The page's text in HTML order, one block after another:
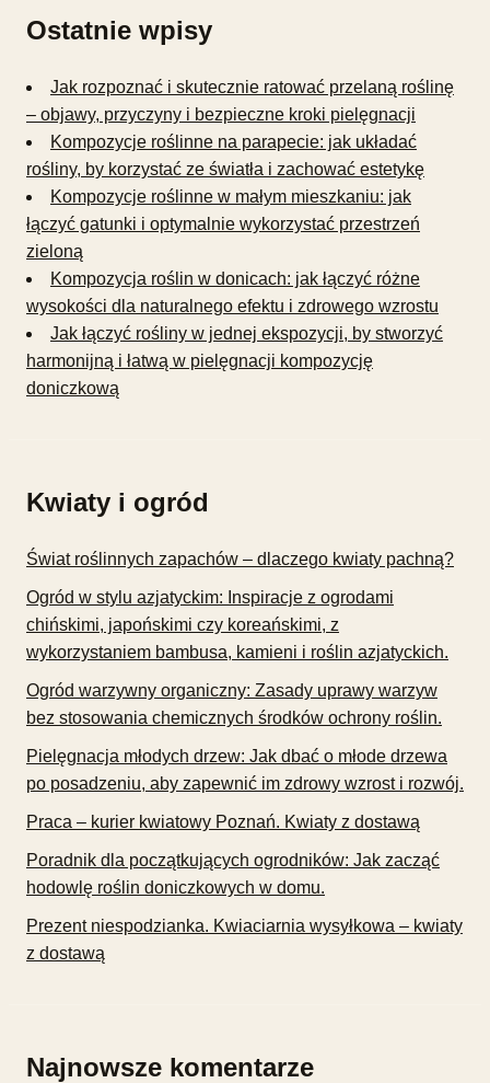
Ostatnie wpisy
Jak rozpoznać i skutecznie ratować przelaną roślinę
– objawy, przyczyny i bezpieczne kroki pielęgnacji
Kompozycje roślinne na parapecie: jak układać
rośliny, by korzystać ze światła i zachować estetykę
Kompozycje roślinne w małym mieszkaniu: jak
łączyć gatunki i optymalnie wykorzystać przestrzeń
zieloną
Kompozycja roślin w donicach: jak łączyć różne
wysokości dla naturalnego efektu i zdrowego wzrostu
Jak łączyć rośliny w jednej ekspozycji, by stworzyć
harmonijną i łatwą w pielęgnacji kompozycję
doniczkową
Kwiaty i ogród
Świat roślinnych zapachów – dlaczego kwiaty pachną?
Ogród w stylu azjatyckim: Inspiracje z ogrodami
chińskimi, japońskimi czy koreańskimi, z
wykorzystaniem bambusa, kamieni i roślin azjatyckich.
Ogród warzywny organiczny: Zasady uprawy warzyw
bez stosowania chemicznych środków ochrony roślin.
Pielęgnacja młodych drzew: Jak dbać o młode drzewa
po posadzeniu, aby zapewnić im zdrowy wzrost i rozwój.
Praca – kurier kwiatowy Poznań. Kwiaty z dostawą
Poradnik dla początkujących ogrodników: Jak zacząć
hodowlę roślin doniczkowych w domu.
Prezent niespodzianka. Kwiaciarnia wysyłkowa – kwiaty
z dostawą
Najnowsze komentarze